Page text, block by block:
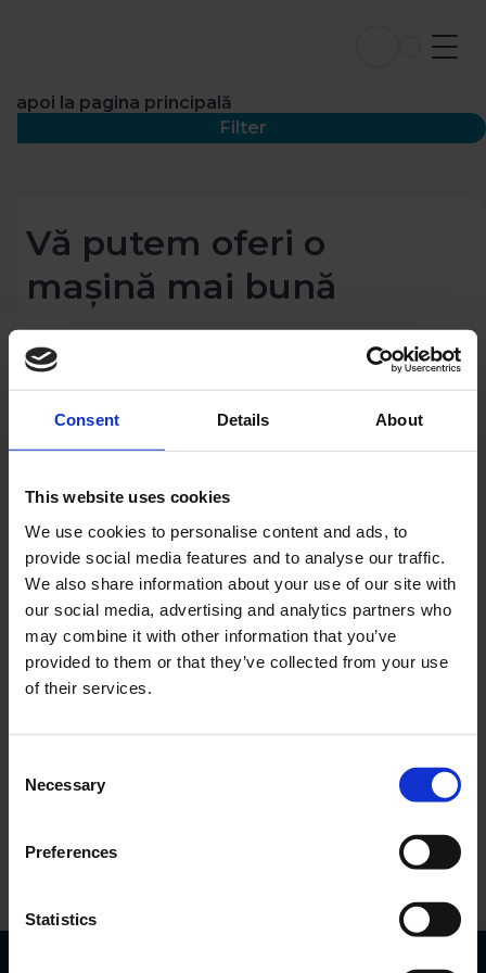
Consent Details About
This website uses cookies
We use cookies to personalise content and ads, to
provide social media features and to analyse our traffic.
We also share information about your use of our site with
our social media, advertising and analytics partners who
may combine it with other information that you’ve
provided to them or that they’ve collected from your use
of their services.
Selection
Necessary
Preferences
Statistics
Înapoi la pagina principală
Filter
Vă putem oferi o
mașină mai bună
Sunt interesat de o anumită mașină
Adăugați